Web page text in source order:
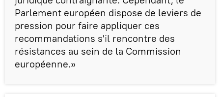
Parlement européen dispose de leviers de
pression pour faire appliquer ces
recommandations s'il rencontre des
résistances au sein de la Commission
européenne.»